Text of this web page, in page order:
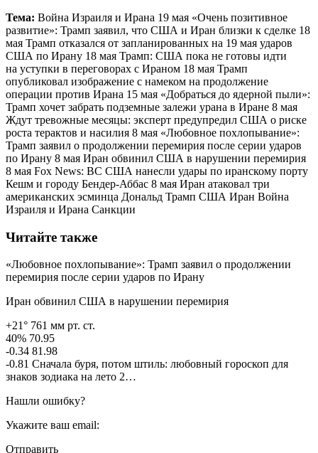
Тема: Война Израиля и Ирана 19 мая «Очень позитивное
развитие»: Трамп заявил, что США и Иран близки к сделке 18
мая Трамп отказался от запланированных на 19 мая ударов
США по Ирану 18 мая Трамп: США пока не готовы идти
на уступки в переговорах с Ираном 18 мая Трамп
опубликовал изображение с намеком на продолжение
операции против Ирана 15 мая «Добраться до ядерной пыли»:
Трамп хочет забрать подземные залежи урана в Иране 8 мая
Ждут тревожные месяцы: эксперт предупредил США о риске
роста терактов и насилия 8 мая «Любовное похлопывание»:
Трамп заявил о продолжении перемирия после серии ударов
по Ирану 8 мая Иран обвинил США в нарушении перемирия
8 мая Fox News: ВС США нанесли удары по иранскому порту
Кешм и городу Бендер-Аббас 8 мая Иран атаковал три
американских эсминца Дональд Трамп США Иран Война
Израиля и Ирана Санкции
Читайте также
«Любовное похлопывание»: Трамп заявил о продолжении
перемирия после серии ударов по Ирану
Иран обвинил США в нарушении перемирия
+21° 761 мм рт. ст.
40% 70.95
-0.34 81.98
-0.81 Сначала буря, потом штиль: любовный гороскоп для
знаков зодиака на лето 2…
Нашли ошибку?
Укажите ваш email:
Отправить